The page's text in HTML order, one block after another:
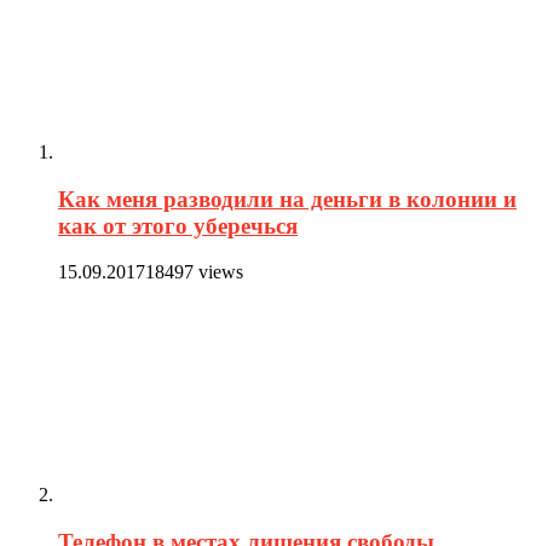
Как меня разводили на деньги в колонии и
как от этого уберечься
15.09.201718497 views